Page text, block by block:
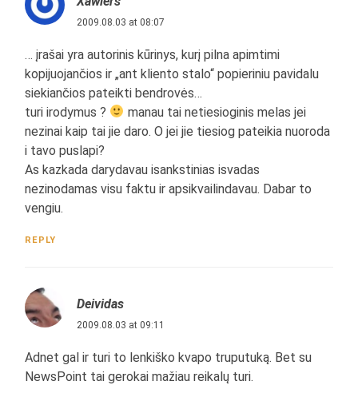
2009.08.03 at 08:07
… įrašai yra autorinis kūrinys, kurį pilna apimtimi
kopijuojančios ir „ant kliento stalo“ popieriniu pavidalu
siekiančios pateikti bendrovės…
turi irodymus ?
manau tai netiesioginis melas jei
nezinai kaip tai jie daro. O jei jie tiesiog pateikia nuoroda
i tavo puslapi?
As kazkada darydavau isankstinias isvadas
nezinodamas visu faktu ir apsikvailindavau. Dabar to
vengiu.
REPLY
Deividas
2009.08.03 at 09:11
Adnet gal ir turi to lenkiško kvapo truputuką. Bet su
NewsPoint tai gerokai mažiau reikalų turi.